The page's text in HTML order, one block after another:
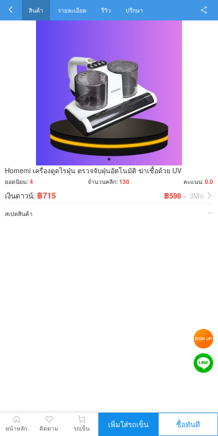
สินค้า รายละเอียด รีวิว ปรึกษา
Homemi เครื่องดูดไรฝุ่น ตรวจจับฝุ่นอัตโนมัติ ฆ่าเชื้อด้วย UV
ยอดนิยม:4 จำนวนคลิก:130 คะแนน:0.0
เงินดาวน์: ฿715 ฿598 × 3Mo
สเปคสินค้า
หน้าหลัก ติดตาม รถเข็น เพิ่มใส่รถเข็น ซื้อทันที